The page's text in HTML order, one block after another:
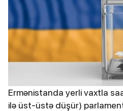
Ermənistanda yerli vaxtla
ilə üst-üstə düşür)